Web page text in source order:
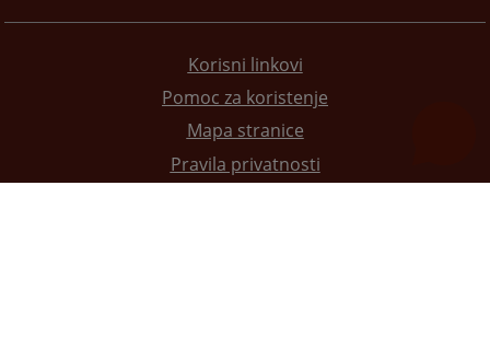
Korisni linkovi
Pomoc za koristenje
Mapa stranice
Pravila privatnosti